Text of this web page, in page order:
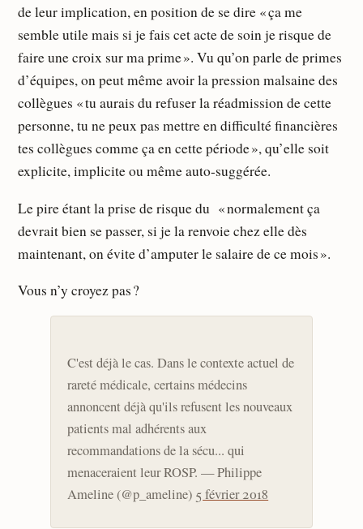
de leur implication, en position de se dire « ça me
semble utile mais si je fais cet acte de soin je risque de
faire une croix sur ma prime ». Vu qu’on parle de primes
d’équipes, on peut même avoir la pression malsaine des
collègues « tu aurais du refuser la réadmission de cette
personne, tu ne peux pas mettre en difficulté financières
tes collègues comme ça en cette période », qu’elle soit
explicite, implicite ou même auto-suggérée.
Le pire étant la prise de risque du « normalement ça
devrait bien se passer, si je la renvoie chez elle dès
maintenant, on évite d’amputer le salaire de ce mois ».
Vous n’y croyez pas ?
C'est déjà le cas. Dans le contexte actuel de
rareté médicale, certains médecins
annoncent déjà qu'ils refusent les nouveaux
patients mal adhérents aux
recommandations de la sécu... qui
menaceraient leur ROSP. — Philippe
Ameline (@p_ameline) 5 février 2018